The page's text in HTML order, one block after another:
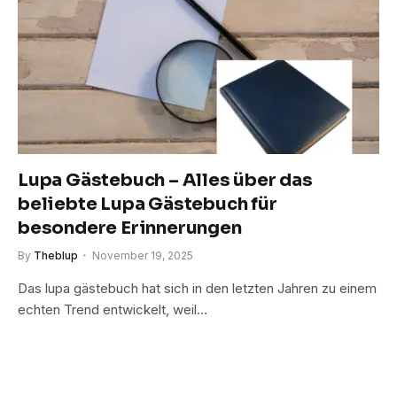
Lupa Gästebuch – Alles über das
beliebte Lupa Gästebuch für
besondere Erinnerungen
By Theblup November 19, 2025
Das lupa gästebuch hat sich in den letzten Jahren zu einem
echten Trend entwickelt, weil…